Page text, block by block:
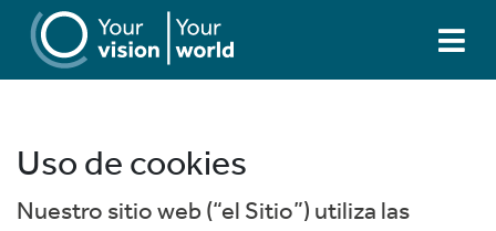
Uso de cookies
Nuestro sitio web (“el Sitio”) utiliza las